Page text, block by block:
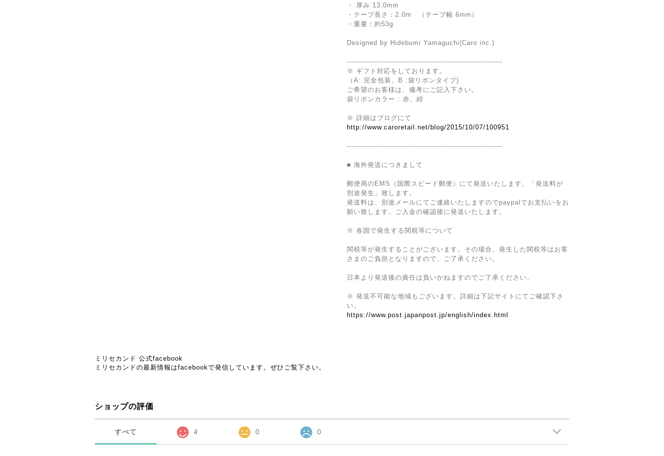
・ 厚み 13.0mm
・テープ長さ：2.0m （テープ幅 6mm）
・重量：約53g
Designed by Hidebumi Yamaguchi(Caro inc.)
---------------------------------------------------------------
※ ギフト対応をしております。
（A: 完全包装、B :袋リボンタイプ)
ご希望のお客様は、備考にご記入下さい。
袋リボンカラー : 赤、紺
※ 詳細はブログにて
http://www.caroretail.net/blog/2015/10/07/100951
---------------------------------------------------------------
■ 海外発送につきまして
郵便局のEMS（国際スピード郵便）にて発送いたします。「発送料が
別途発生」致します。
発送料は、別途メールにてご連絡いたしますのでpaypalでお支払いをお
願い致します。ご入金の確認後に発送いたします。
※ 各国で発生する関税等について
関税等が発生することがございます。その場合、発生した関税等はお客
さまのご負担となりますので、ご了承ください。
日本より発送後の責任は負いかねますのでご了承ください。
※ 発送不可能な地域もございます。詳細は下記サイトにてご確認下さ
い。
https://www.post.japanpost.jp/english/index.html
ミリセカンド 公式facebook
ミリセカンドの最新情報はfacebookで発信しています。ぜひご覧下さい。
ショップの評価
すべて 4 0 0